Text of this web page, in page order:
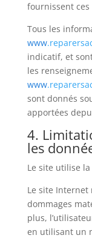
fournissent
Tous les
www
indicatif, et
les
www
sont donnés
apportées
4.
les
Le site utilise
Le site
dommages
plus,
en utilisant un